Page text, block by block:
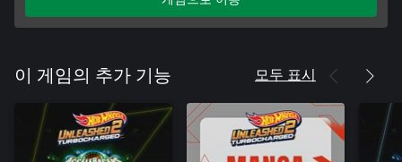
이 게임의 추가 기능 모두 표시